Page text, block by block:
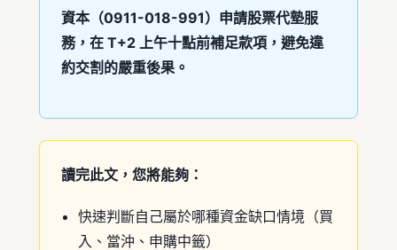
資本（0911-018-991）申請股票代墊服
務，在 T+2 上午十點前補足款項，避免違
約交割的嚴重後果。
讀完此文，您將能夠：
快速判斷自己屬於哪種資金缺口情境（買
入、當沖、申購中籤）